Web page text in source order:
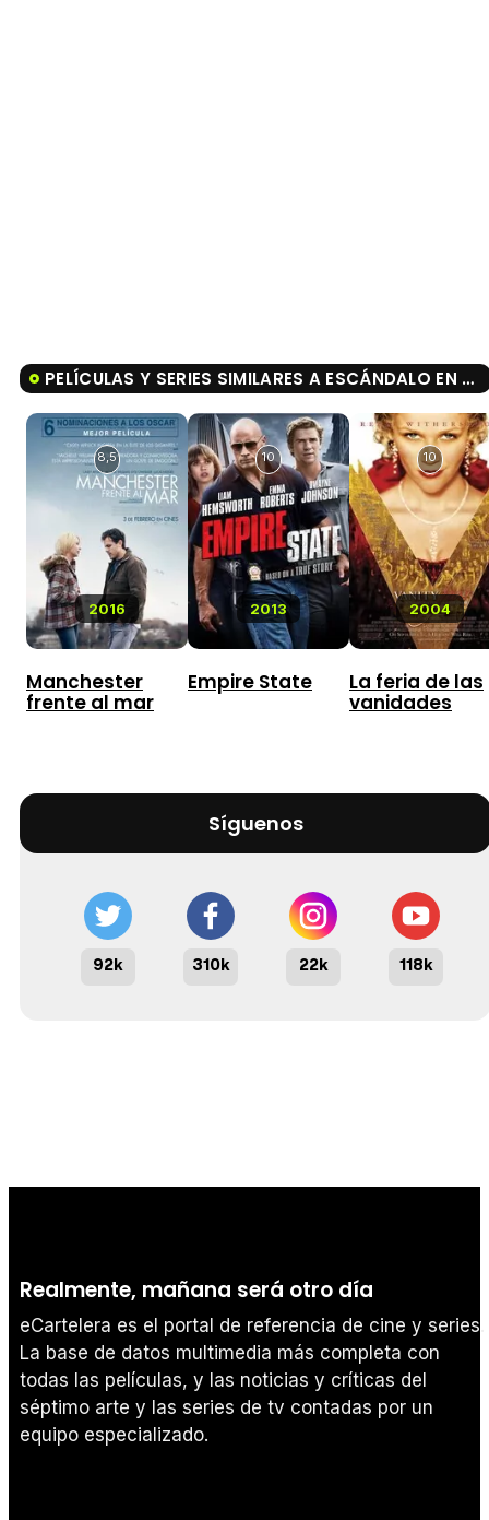
PELÍCULAS Y SERIES SIMILARES A ESCÁNDALO EN EL PODER
2016
8,5
Manchester
frente al mar
2013
10
Empire State
2004
10
La feria de las
vanidades
Síguenos
92k 310k 22k 118k
Realmente, mañana será otro día
eCartelera es el portal de referencia de cine y series.
La base de datos multimedia más completa con
todas las películas, y las noticias y críticas del
séptimo arte y las series de tv contadas por un
equipo especializado.